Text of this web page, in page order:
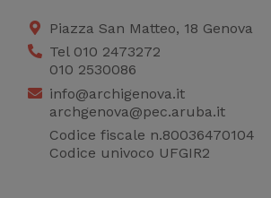
Ci permettono di
raccogliere dati
statistici su di te per
migliorare il servizio
Piazza San Matteo, 18 Genova
Tel 010 2473272
010 2530086
info@archigenova.it
archgenova@pec.aruba.it
Codice fiscale n.80036470104
Codice univoco UFGIR2